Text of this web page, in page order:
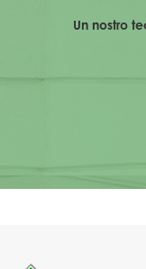
Un nostro